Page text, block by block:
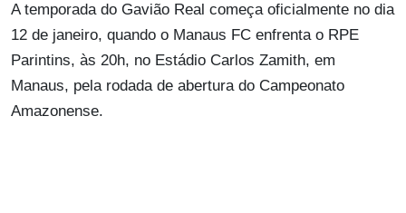
A temporada do Gavião Real começa oficialmente no dia
12 de janeiro, quando o Manaus FC enfrenta o RPE
Parintins, às 20h, no Estádio Carlos Zamith, em
Manaus, pela rodada de abertura do Campeonato
Amazonense.